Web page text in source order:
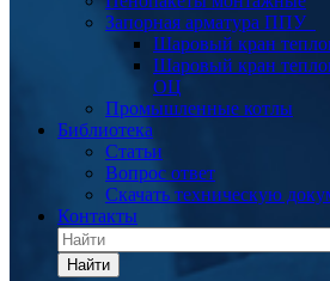
Запорная арматура ППУ
Шаровый кран
Шаровый кран
ОЦ
Промышленные котлы
Библиотека
Статьи
Вопрос ответ
Скачать техническую
Контакты
Найти